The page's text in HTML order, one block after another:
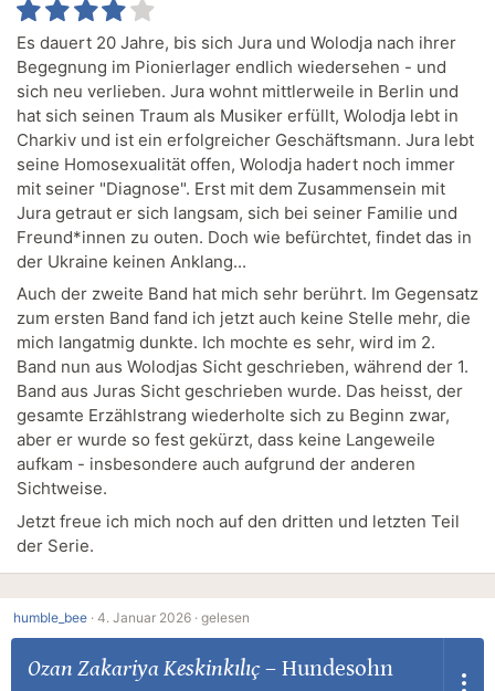
Es dauert 20 Jahre, bis sich Jura und Wolodja nach ihrer
Begegnung im Pionierlager endlich wiedersehen - und
sich neu verlieben. Jura wohnt mittlerweile in Berlin und
hat sich seinen Traum als Musiker erfüllt, Wolodja lebt in
Charkiv und ist ein erfolgreicher Geschäftsmann. Jura lebt
seine Homosexualität offen, Wolodja hadert noch immer
mit seiner "Diagnose". Erst mit dem Zusammensein mit
Jura getraut er sich langsam, sich bei seiner Familie und
Freund*innen zu outen. Doch wie befürchtet, findet das in
der Ukraine keinen Anklang...
Auch der zweite Band hat mich sehr berührt. Im Gegensatz
zum ersten Band fand ich jetzt auch keine Stelle mehr, die
mich langatmig dunkte. Ich mochte es sehr, wird im 2.
Band nun aus Wolodjas Sicht geschrieben, während der 1.
Band aus Juras Sicht geschrieben wurde. Das heisst, der
gesamte Erzählstrang wiederholte sich zu Beginn zwar,
aber er wurde so fest gekürzt, dass keine Langeweile
aufkam - insbesondere auch aufgrund der anderen
Sichtweise.
Jetzt freue ich mich noch auf den dritten und letzten Teil
der Serie.
humble_bee · 4. Januar 2026 · gelesen
Ozan Zakariya Keskinkılıç– Hundesohn